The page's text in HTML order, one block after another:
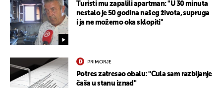
Turisti mu zapalili apartman: "U 30 minuta
nestalo je 50 godina našeg života, supruga
i ja ne možemo oka sklopiti"
PRIMORJE
Potres zatresao obalu: "Čula sam razbijanje
čaša u stanu iznad"